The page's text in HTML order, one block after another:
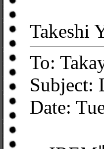
Takeshi
To:
Subject:
Date: